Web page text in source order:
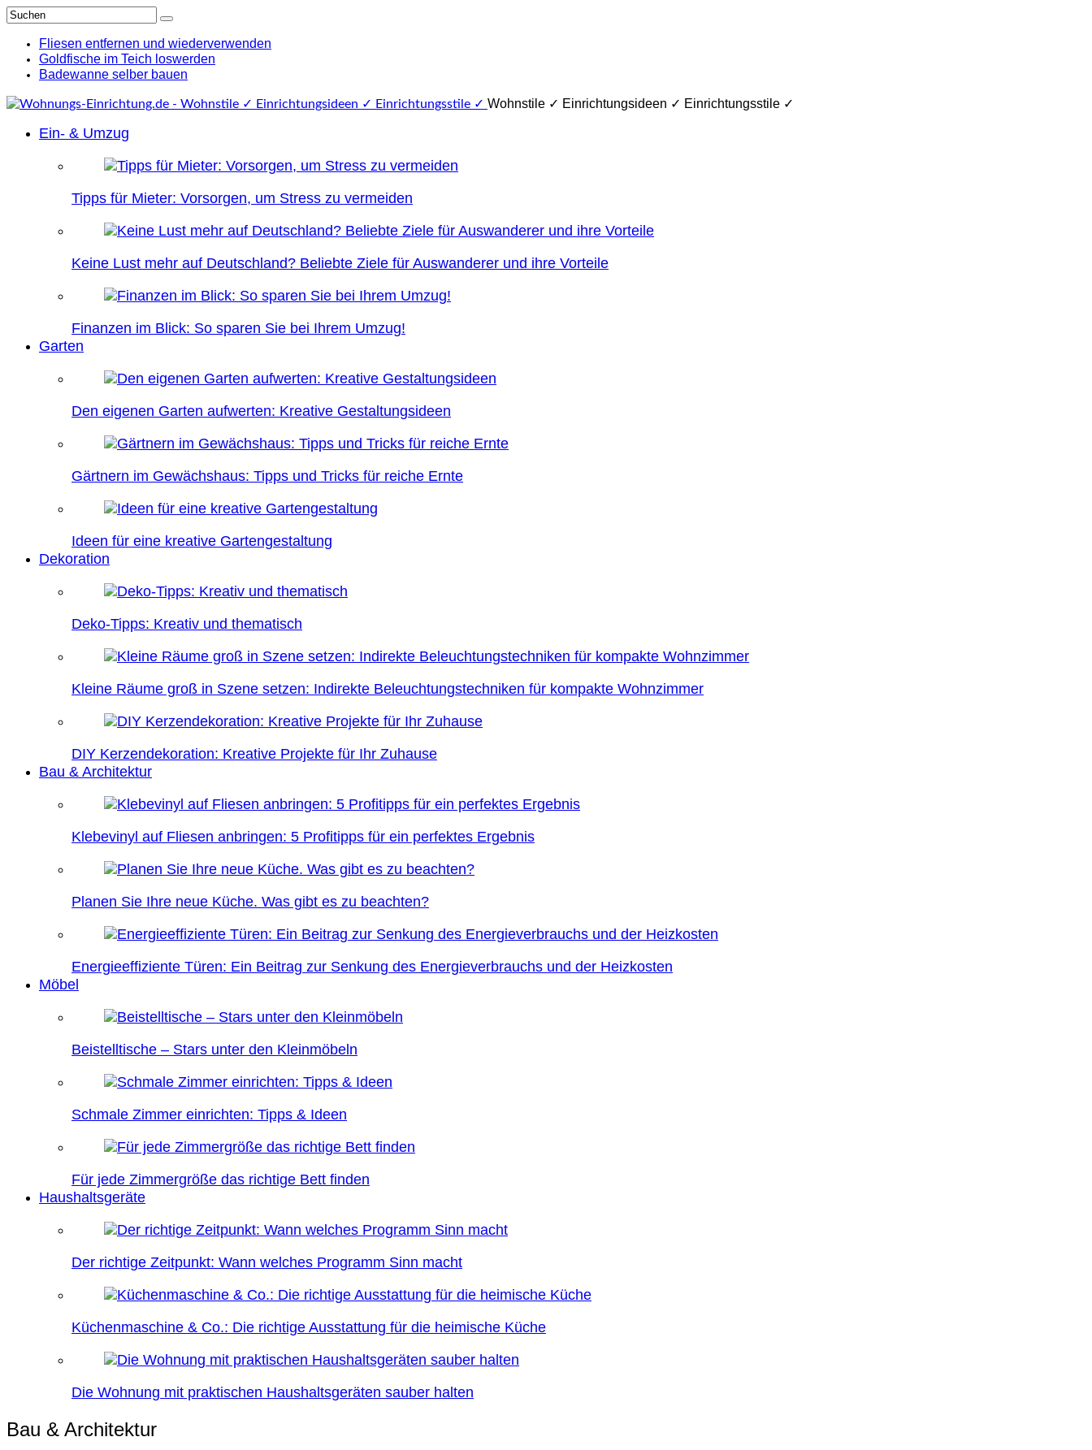
Fliesen entfernen und wiederverwenden
Goldfische im Teich loswerden
Badewanne selber bauen
Wohnstile ✓ Einrichtungsideen ✓ Einrichtungsstile ✓
Ein- & Umzug
Tipps für Mieter: Vorsorgen, um Stress zu vermeiden
Keine Lust mehr auf Deutschland? Beliebte Ziele für Auswanderer und ihre Vorteile
Finanzen im Blick: So sparen Sie bei Ihrem Umzug!
Garten
Den eigenen Garten aufwerten: Kreative Gestaltungsideen
Gärtnern im Gewächshaus: Tipps und Tricks für reiche Ernte
Ideen für eine kreative Gartengestaltung
Dekoration
Deko-Tipps: Kreativ und thematisch
Kleine Räume groß in Szene setzen: Indirekte Beleuchtungstechniken für kompakte Wohnzimmer
DIY Kerzendekoration: Kreative Projekte für Ihr Zuhause
Bau & Architektur
Klebevinyl auf Fliesen anbringen: 5 Profitipps für ein perfektes Ergebnis
Planen Sie Ihre neue Küche. Was gibt es zu beachten?
Energieeffiziente Türen: Ein Beitrag zur Senkung des Energieverbrauchs und der Heizkosten
Möbel
Beistelltische – Stars unter den Kleinmöbeln
Schmale Zimmer einrichten: Tipps & Ideen
Für jede Zimmergröße das richtige Bett finden
Haushaltsgeräte
Der richtige Zeitpunkt: Wann welches Programm Sinn macht
Küchenmaschine & Co.: Die richtige Ausstattung für die heimische Küche
Die Wohnung mit praktischen Haushaltsgeräten sauber halten
Bau & Architektur